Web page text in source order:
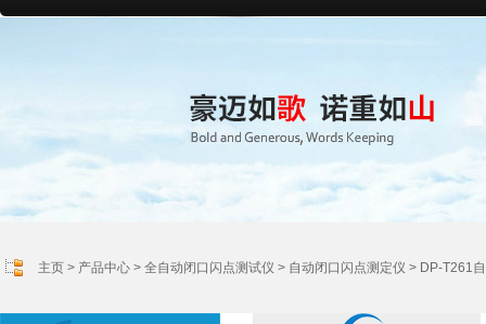
主页 > 产品中心 > 全自动闭口闪点测试仪 > 自动闭口闪点测定仪 > DP-T261